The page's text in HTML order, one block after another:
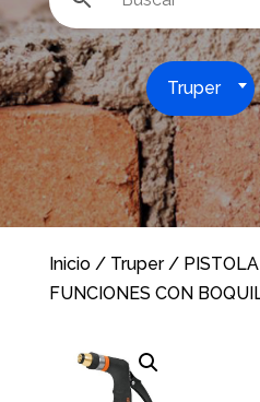
Truper
Inicio/ Truper/ PISTOLA
FUNCIONES CON